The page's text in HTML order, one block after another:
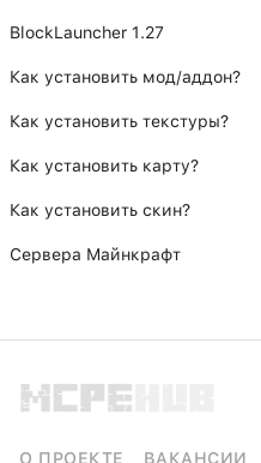
BlockLauncher 1.27
Как установить мод/аддон?
Как установить текстуры?
Как установить карту?
Как установить скин?
Сервера Майнкрафт
О ПРОЕКТЕ ВАКАНСИИ